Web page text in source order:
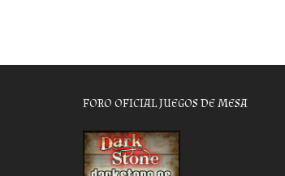
FORO OFICIAL JUEGOS DE MESA